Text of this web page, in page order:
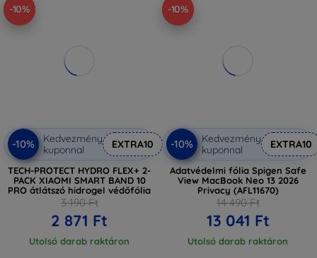
-10%
-10%
Kedvezmény
kuponnal
EXTRA10
TECH-PROTECT HYDRO FLEX+ 2-
PACK XIAOMI SMART BAND 10
PRO átlátszó hidrogel védőfólia
3 190 Ft
2 871 Ft
Utolsó darab raktáron
-10%
-10%
Kedvezmény
kuponnal
EXTRA10
Adatvédelmi fólia Spigen Safe
View MacBook Neo 13 2026
Privacy (AFL11670)
14 490 Ft
13 041 Ft
Utolsó darab raktáron